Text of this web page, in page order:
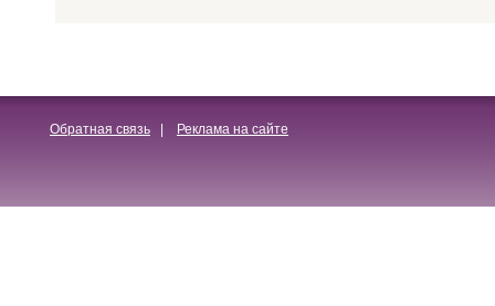
Обратная связь Реклама на сайте